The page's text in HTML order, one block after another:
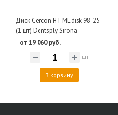
Диск Cercon HT ML disk 98-25
(1 шт) Dentsply Sirona
от 19 060 руб.
шт
В корзину